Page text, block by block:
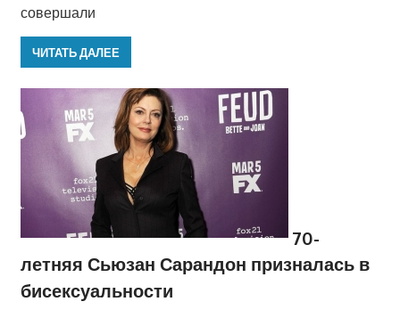
совершали
ЧИТАТЬ ДАЛЕЕ
70-
летняя Сьюзан Сарандон призналась в
бисексуальности